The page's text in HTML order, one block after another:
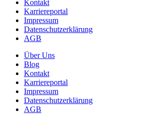
Kontakt
Karriereportal
Impressum
Datenschutzerklärung
AGB
Über Uns
Blog
Kontakt
Karriereportal
Impressum
Datenschutzerklärung
AGB